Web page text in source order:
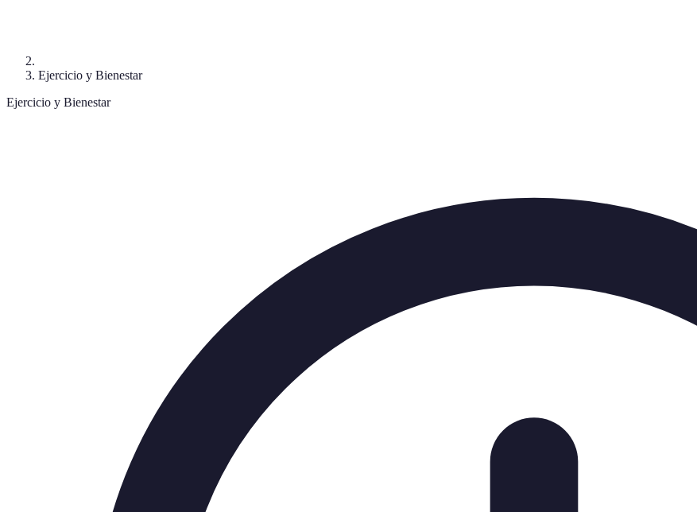
Ejercicio y Bienestar
Ejercicio y Bienestar